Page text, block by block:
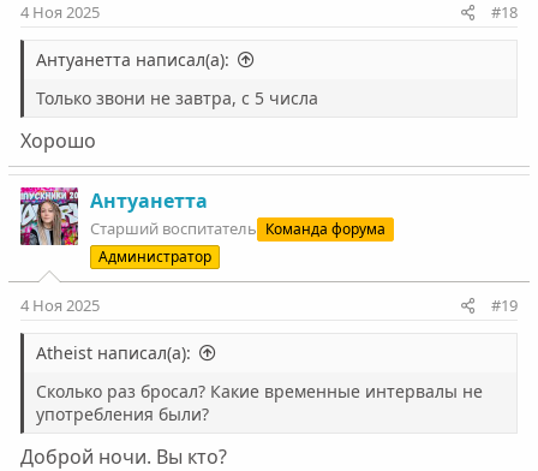
4 Ноя 2025 #18
Антуанетта написал(а):
Только звони не завтра, с 5 числа
Хорошо
Антуанетта
Старший воспитатель Команда форума
Администратор
4 Ноя 2025 #19
Atheist написал(а):
Сколько раз бросал? Какие временные интервалы не
употребления были?
Доброй ночи. Вы кто?